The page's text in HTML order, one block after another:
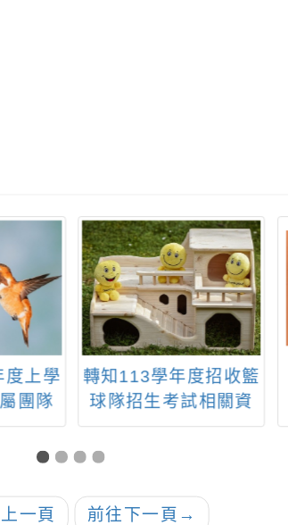
度上學
團隊
轉知113學年度招收籃
球隊招生考試相關資
訊，敬請惠予公告周
知，歡迎貴校同學踴
一頁 前往下一頁 →